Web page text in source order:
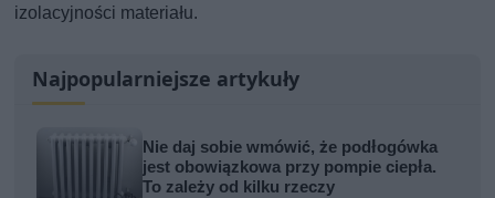
izolacyjności materiału.
Najpopularniejsze artykuły
Nie daj sobie wmówić, że podłogówka
jest obowiązkowa przy pompie ciepła.
To zależy od kilku rzeczy